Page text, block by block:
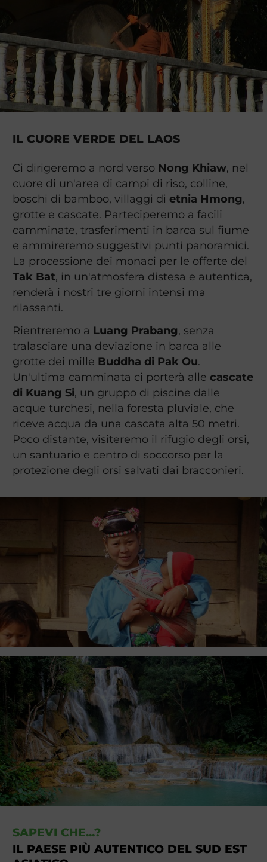
IL CUORE VERDE DEL LAOS
Ci dirigeremo a nord verso Nong Khiaw, nel
cuore di un'area di campi di riso, colline,
boschi di bamboo, villaggi di etnia Hmong,
grotte e cascate. Parteciperemo a facili
camminate, trasferimenti in barca sul fiume
e ammireremo suggestivi punti panoramici.
La processione dei monaci per le offerte del
Tak Bat, in un'atmosfera distesa e autentica,
renderà i nostri tre giorni intensi ma
rilassanti.
Rientreremo a Luang Prabang, senza
tralasciare una deviazione in barca alle
grotte dei mille Buddha di Pak Ou.
Un'ultima camminata ci porterà alle cascate
di Kuang Si, un gruppo di piscine dalle
acque turchesi, nella foresta pluviale, che
riceve acqua da una cascata alta 50 metri.
Poco distante, visiteremo il rifugio degli orsi,
un santuario e centro di soccorso per la
protezione degli orsi salvati dai bracconieri.
SAPEVI CHE...?
IL PAESE PIÙ AUTENTICO DEL SUD EST